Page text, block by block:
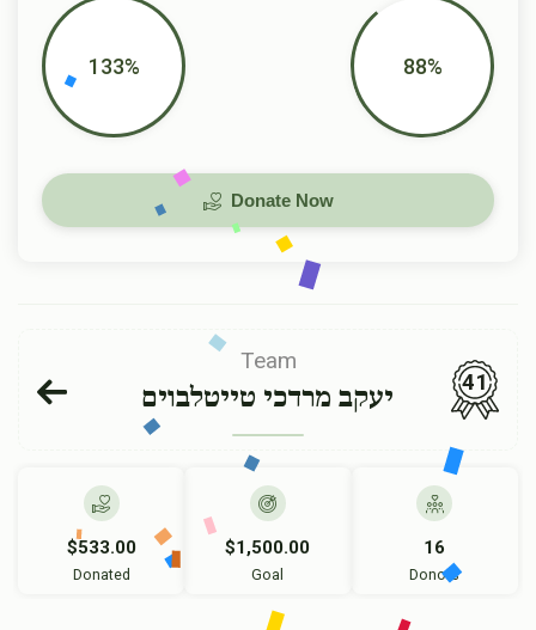
88%
133%
Donate Now
Team
יעקב מרדכי טייטלבוים
41
$533.00
Donated
$1,500.00
Goal
16
Donors